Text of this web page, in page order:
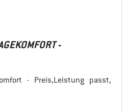
-
- Preis,Leistung passt,